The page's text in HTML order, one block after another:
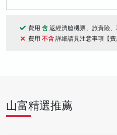
費用 含 返經濟艙機票、旅責險
費用 不含 詳細請見注意事項【費
山富精選推薦